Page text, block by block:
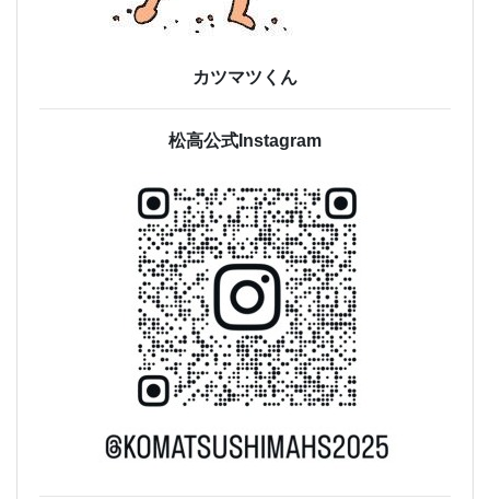
カツマツくん
松高公式Instagram